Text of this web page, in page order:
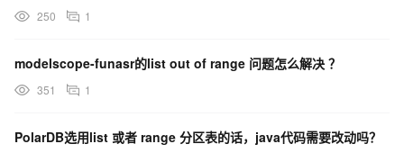
250 1
modelscope-funasr的list out of range 问题怎么解决 ？
351 1
PolarDB选用list 或者 range 分区表的话，java代码需要改动吗？